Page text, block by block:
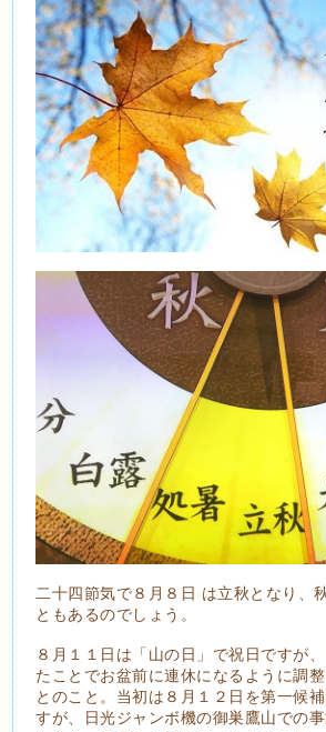
二十四節気で８月８日 は立秋となり、
ともあるのでしょう。
８月１１日は「山の日」で祝日ですが
たことでお盆前に連休になるように調
とのこと。当初は８月１２日を第一候
すが、日光ジャンボ機の御巣鷹山での